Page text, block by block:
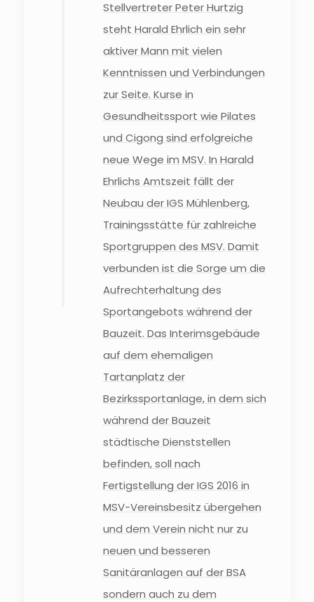
Stellvertreter Peter Hurtzig
steht Harald Ehrlich ein sehr
aktiver Mann mit vielen
Kenntnissen und Verbindungen
zur Seite. Kurse in
Gesundheitssport wie Pilates
und Cigong sind erfolgreiche
neue Wege im MSV. In Harald
Ehrlichs Amtszeit fällt der
Neubau der IGS Mühlenberg,
Trainingsstätte für zahlreiche
Sportgruppen des MSV. Damit
verbunden ist die Sorge um die
Aufrechterhaltung des
Sportangebots während der
Bauzeit. Das Interimsgebäude
auf dem ehemaligen
Tartanplatz der
Bezirkssportanlage, in dem sich
während der Bauzeit
städtische Dienststellen
befinden, soll nach
Fertigstellung der IGS 2016 in
MSV-Vereinsbesitz übergehen
und dem Verein nicht nur zu
neuen und besseren
Sanitäranlagen auf der BSA
sondern auch zu dem